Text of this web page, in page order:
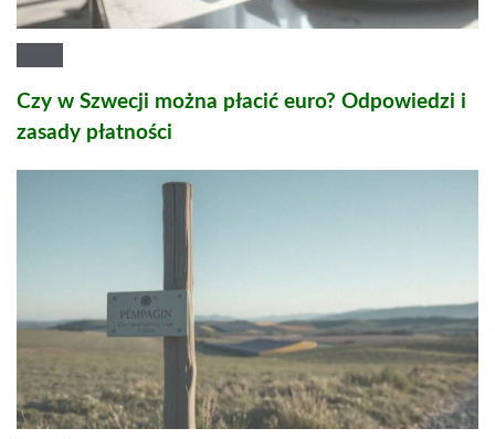
Czy w Szwecji można płacić euro? Odpowiedzi i
zasady płatności